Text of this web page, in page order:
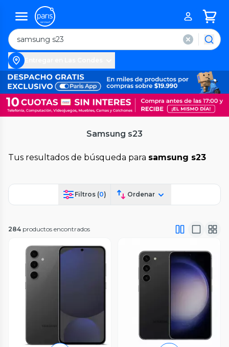
Samsung s23
Tus resultados de búsqueda para samsung s23
Filtros (0) Ordenar
284 productos encontrados